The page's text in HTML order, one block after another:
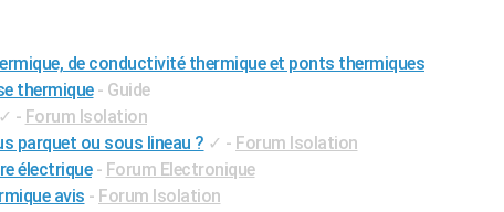
de conductivité thermique et ponts thermiques
thermique - Guide
✓ - Forum Isolation
parquet ou sous lineau ? ✓ - Forum Isolation
électrique - Forum Electronique
avis - Forum Isolation